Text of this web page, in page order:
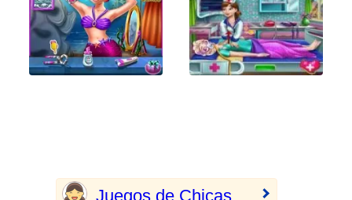
Juegos de Chicas